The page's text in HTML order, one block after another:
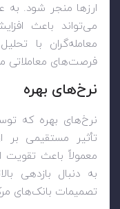
ارزها منجر شود. به
می‌تواند باعث
معامله‌گران با
فرصت‌های معاملاتی
نرخ‌های بهره
نرخ‌های بهره که
تأثیر مستقیمی بر
معمولاً باعث تقویت
به دنبال بازدهی
تصمیمات بانک‌های